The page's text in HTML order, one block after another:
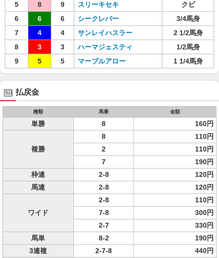
5
8 9 スリーキセキ
クビ
6
6 6 シークレバー
3/4馬身
7
4 4 サンレイハスラー
2 1/2馬身
8
3 3 ハーマジェスティ
1/2馬身
9
5 5 マーブルアロー 1 1/4馬身
払戻金
種類 馬番 金額
単勝 8 160円
複勝
8
110円
2
110円
7
190円
枠連
2-8
120円
馬連
2-8 120円
ワイド
2-8
110円
7-8
300円
2-7
330円
馬単
8-2
190円
3連複
2-7-8
440円